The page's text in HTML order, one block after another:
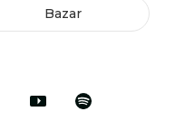
Bazar